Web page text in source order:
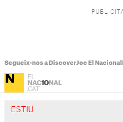
Segueix-nos a DiscoverJoc El Nacional
ESTIU